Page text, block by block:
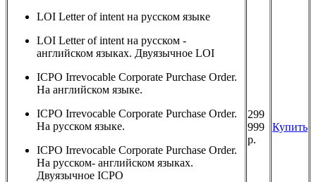
LOI Letter of intent на русском языке
LOI Letter of intent на русском -
английском языках. Двуязычное LOI
ICPO Irrevocable Corporate Purchase Order.
На английском языке.
ICPO Irrevocable Corporate Purchase Order.
На русском языке.
ICPO Irrevocable Corporate Purchase Order.
На русском- английском языках.
Двуязычное ICPO
299
999
р.
Купить